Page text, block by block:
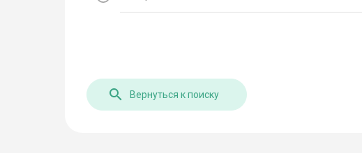
Вернуться к поиску